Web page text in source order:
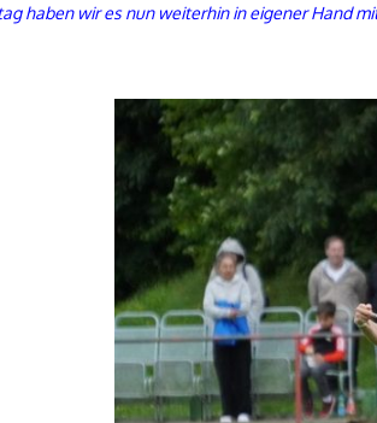
haben wir es nun weiterhin in eigener Hand